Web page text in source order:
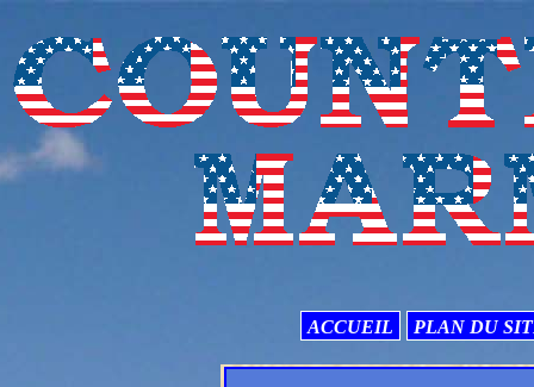
ACCUEIL PLAN DU